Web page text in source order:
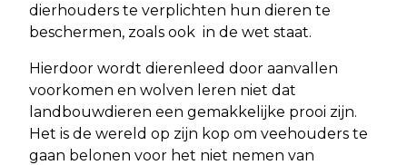
dierhouders te verplichten hun dieren te
beschermen, zoals ook in de wet staat.
Hierdoor wordt dierenleed door aanvallen
voorkomen en wolven leren niet dat
landbouwdieren een gemakkelijke prooi zijn.
Het is de wereld op zijn kop om veehouders te
gaan belonen voor het niet nemen van